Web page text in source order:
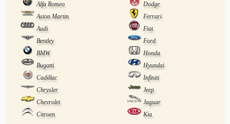
Alfa Romeo
Dodge
Aston Martin
Ferrari
Audi
Fiat
Bentley
Ford
BMW
Honda
Bugatti
Hyundai
Cadillac
Infiniti
Chrysler
Jeep
Chevrolet
Jaguar
Citroen
Kia